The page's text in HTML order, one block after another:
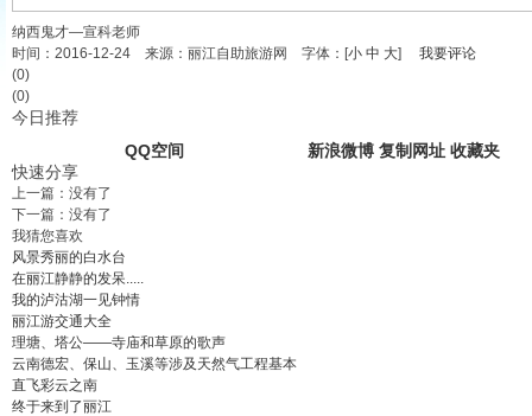
纳西鬼才—宣科老师
时间：2016-12-24 来源：丽江自助旅游网 字体：[小 中 大] 我要评论
(0)
(0)
今日推荐
QQ空间
新浪微博 复制网址 收藏夹
快速分享
上一篇：没有了
下一篇：没有了
我猜您喜欢
风景秀丽的白水台
在丽江静静的发呆.....
我的泸沽湖一见钟情
丽江游交通大全
理塘、塔公——寺庙和草原的歌声
云南德宏、保山、玉溪等涉及天然气工程基本
直飞彩云之南
终于来到了丽江